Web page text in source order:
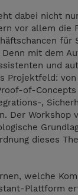
dabei nicht
vor allem die
für
mit dem
und
Projektfeld:
of-
,
Der Workshop
dieses
welche
Plattform